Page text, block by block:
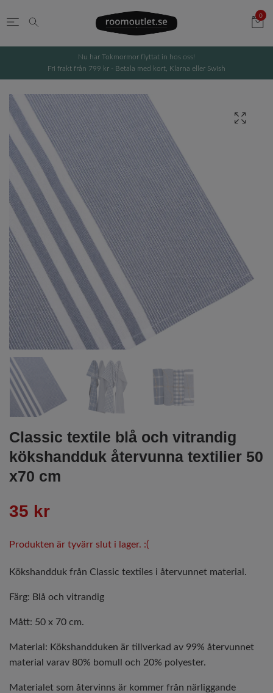
0
Nu har Tokmormor flyttat in hos oss!
Fri frakt från 799 kr - Betala med kort, Klarna eller Swish
Classic textile blå och vitrandig
kökshandduk återvunna textilier 50
x70 cm
35 kr
Produkten är tyvärr slut i lager. :(
Kökshandduk från Classic textiles i återvunnet material.
Färg: Blå och vitrandig
Mått: 50 x 70 cm.
Material: Kökshandduken är tillverkad av 99% återvunnet
material varav 80% bomull och 20% polyester.
Materialet som återvinns är kommer från närliggande